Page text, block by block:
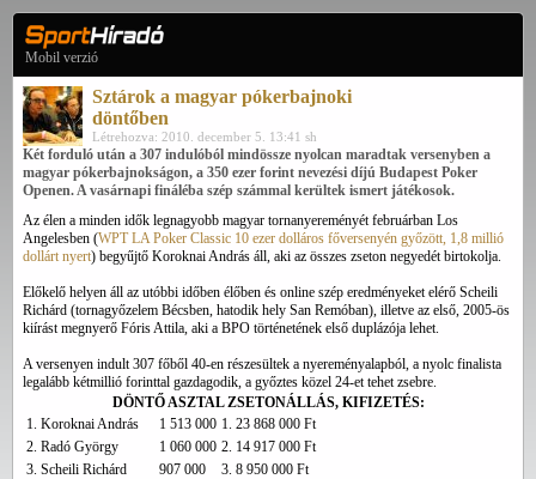
Mobil verzió
Sztárok a magyar pókerbajnoki
döntőben
Létrehozva: 2010. december 5. 13:41 sh
Két forduló után a 307 indulóból mindössze nyolcan maradtak versenyben a
magyar pókerbajnokságon, a 350 ezer forint nevezési díjú Budapest Poker
Openen. A vasárnapi fináléba szép számmal kerültek ismert játékosok.
Az élen a minden idők legnagyobb magyar tornanyereményét februárban Los
Angelesben (WPT LA Poker Classic 10 ezer dolláros főversenyén győzött, 1,8 millió
dollárt nyert) begyűjtő Koroknai András áll, aki az összes zseton negyedét birtokolja.
Előkelő helyen áll az utóbbi időben élőben és online szép eredményeket elérő Scheili
Richárd (tornagyőzelem Bécsben, hatodik hely San Remóban), illetve az első, 2005-ös
kiírást megnyerő Fóris Attila, aki a BPO történetének első duplázója lehet.
A versenyen indult 307 főből 40-en részesültek a nyereményalapból, a nyolc finalista
legalább kétmillió forinttal gazdagodik, a győztes közel 24-et tehet zsebre.
DÖNTŐ ASZTAL ZSETONÁLLÁS, KIFIZETÉS:
1. Koroknai András
1 513 000 1. 23 868 000 Ft
2. Radó György
1 060 000 2. 14 917 000 Ft
3. Scheili Richárd
907 000
3. 8 950 000 Ft